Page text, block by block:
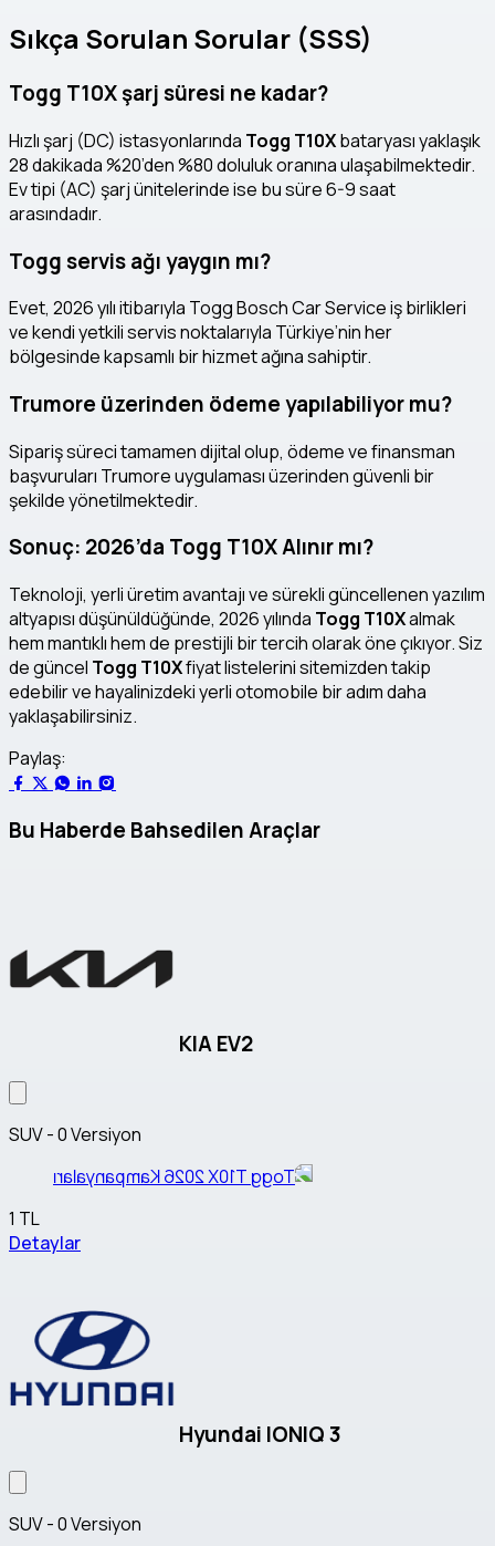
Sıkça Sorulan Sorular (SSS)
Togg T10X şarj süresi ne kadar?
Hızlı şarj (DC) istasyonlarında Togg T10Xbataryası yaklaşık
28 dakikada %20’den %80 doluluk oranına ulaşabilmektedir.
Ev tipi (AC) şarj ünitelerinde ise bu süre 6-9 saat
arasındadır.
Togg servis ağı yaygın mı?
Evet, 2026 yılı itibarıyla Togg Bosch Car Service iş birlikleri
ve kendi yetkili servis noktalarıyla Türkiye’nin her
bölgesinde kapsamlı bir hizmet ağına sahiptir.
Trumore üzerinden ödeme yapılabiliyor mu?
Sipariş süreci tamamen dijital olup, ödeme ve finansman
başvuruları Trumore uygulaması üzerinden güvenli bir
şekilde yönetilmektedir.
Sonuç: 2026’da Togg T10X Alınır mı?
Teknoloji, yerli üretim avantajı ve sürekli güncellenen yazılım
altyapısı düşünüldüğünde, 2026 yılında Togg T10Xalmak
hem mantıklı hem de prestijli bir tercih olarak öne çıkıyor. Siz
de güncel Togg T10Xfiyat listelerini sitemizden takip
edebilir ve hayalinizdeki yerli otomobile bir adım daha
yaklaşabilirsiniz.
Paylaş:
Bu Haberde Bahsedilen Araçlar
KIA EV2
SUV - 0 Versiyon
1 TL
Detaylar
Hyundai IONIQ 3
SUV - 0 Versiyon